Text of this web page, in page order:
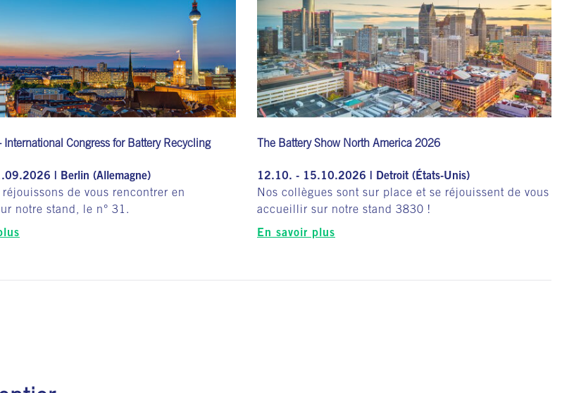
International Congress for Battery Recycling
| Berlin (Allemagne)
de vous rencontrer en
notre stand, le n° 31.
The Battery Show North America 2026
12.10. - 15.10.2026 | Detroit (États-Unis)
Nos collègues sont sur place et se réjouissent de vous
accueillir sur notre stand 3830 !
En savoir plus